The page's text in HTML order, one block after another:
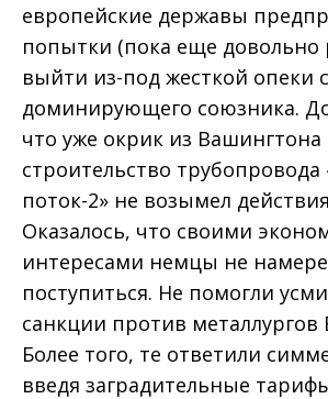
европейские державы
попытки (пока еще довольно
выйти из-под жесткой опеки
доминирующего союзника.
что уже окрик из Вашингтона
строительство
поток-2» не возымел
Оказалось, что своими
интересами немцы не
поступиться. Не помогли
санкции против металлургов
Более того, те ответили
введя заградительные